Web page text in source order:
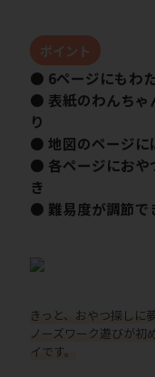
ポイント
● 6ページにもわ
● 表紙のわんちゃ
り
● 地図のページに
● 各ページにおや
き
● 難易度が調節で
きっと、おやつ探しに
ノーズワーク遊びが初
イです。